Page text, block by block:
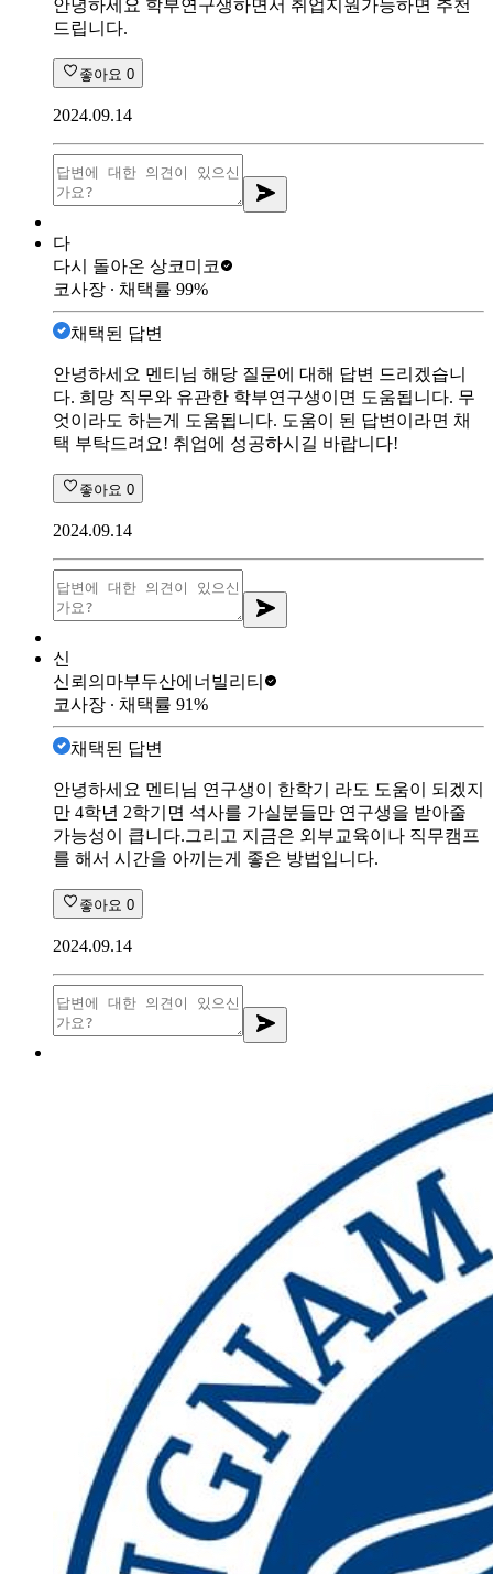
안녕하세요 학부연구생하면서 취업지원가능하면 추천
드립니다.
좋아요 0
2024.09.14
다
다시 돌아온 상코미코
코사장 ∙ 채택률 99%
채택된 답변
안녕하세요 멘티님 해당 질문에 대해 답변 드리겠습니
다. 희망 직무와 유관한 학부연구생이면 도움됩니다. 무
엇이라도 하는게 도움됩니다. 도움이 된 답변이라면 채
택 부탁드려요! 취업에 성공하시길 바랍니다!
좋아요 0
2024.09.14
신
신뢰의마부두산에너빌리티
코사장 ∙ 채택률 91%
채택된 답변
안녕하세요 멘티님 연구생이 한학기 라도 도움이 되겠지
만 4학년 2학기면 석사를 가실분들만 연구생을 받아줄
가능성이 큽니다.그리고 지금은 외부교육이나 직무캠프
를 해서 시간을 아끼는게 좋은 방법입니다.
좋아요 0
2024.09.14